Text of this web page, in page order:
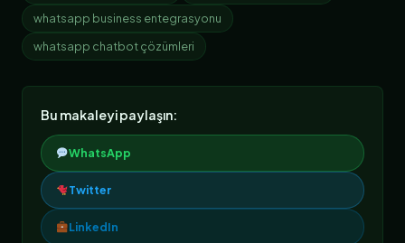
whatsapp business entegrasyonu
whatsapp chatbot çözümleri
Bu makaleyi paylaşın:
WhatsApp
Twitter
LinkedIn